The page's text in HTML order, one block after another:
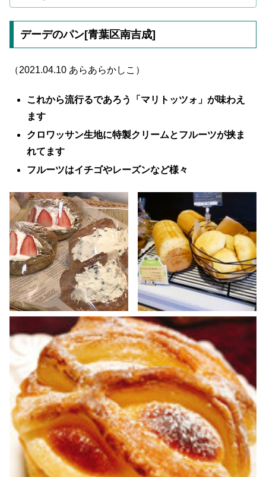
デーデのパン[青葉区南吉成]
（2021.04.10 あらあらかしこ）
これから流行るであろう「マリトッツォ」が味わえ
ます
クロワッサン生地に特製クリームとフルーツが挟ま
れてます
フルーツはイチゴやレーズンなど様々